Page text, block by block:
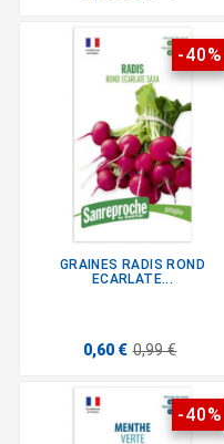
-40%
GRAINES RADIS ROND
ECARLATE...
0,60 € 0,99 €
-40%